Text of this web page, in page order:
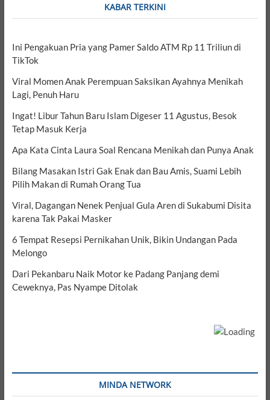
KABAR TERKINI
Ini Pengakuan Pria yang Pamer Saldo ATM Rp 11 Triliun di
TikTok
Viral Momen Anak Perempuan Saksikan Ayahnya Menikah
Lagi, Penuh Haru
Ingat! Libur Tahun Baru Islam Digeser 11 Agustus, Besok
Tetap Masuk Kerja
Apa Kata Cinta Laura Soal Rencana Menikah dan Punya Anak
Bilang Masakan Istri Gak Enak dan Bau Amis, Suami Lebih
Pilih Makan di Rumah Orang Tua
Viral, Dagangan Nenek Penjual Gula Aren di Sukabumi Disita
karena Tak Pakai Masker
6 Tempat Resepsi Pernikahan Unik, Bikin Undangan Pada
Melongo
Dari Pekanbaru Naik Motor ke Padang Panjang demi
Ceweknya, Pas Nyampe Ditolak
MINDA NETWORK